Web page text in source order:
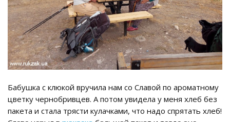
Бабушка с клюкой вручила нам со Славой по ароматному
цветку чернобривцев. А потом увидела у меня хлеб без
пакета и стала трясти кулачками, что надо спрятать хлеб!